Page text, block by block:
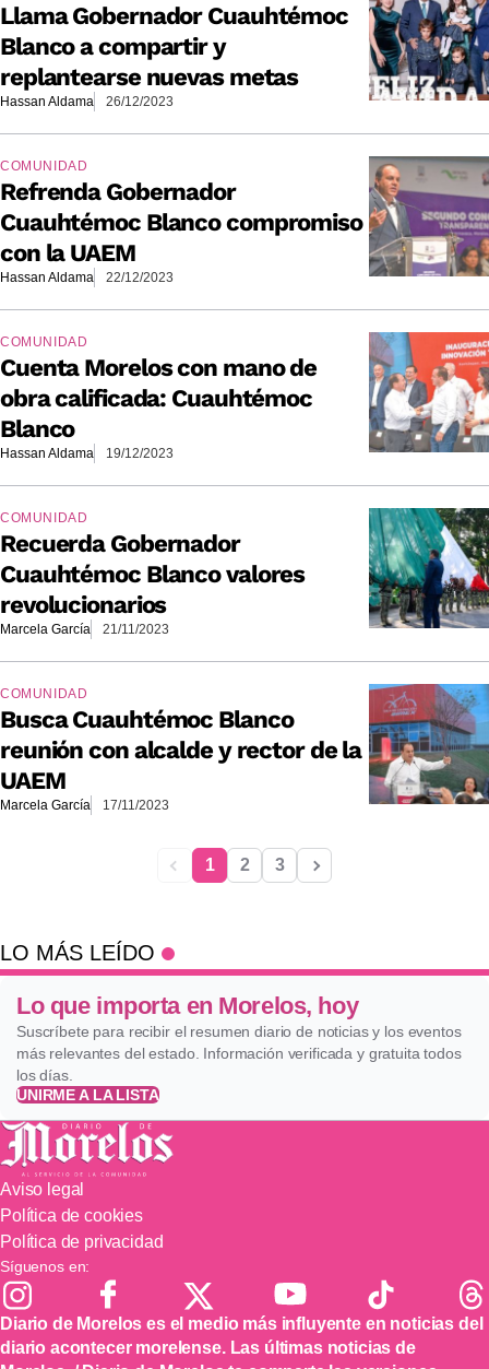
Llama Gobernador Cuauhtémoc
Blanco a compartir y
replantearse nuevas metas
Hassan Aldama 26/12/2023
COMUNIDAD
Refrenda Gobernador
Cuauhtémoc Blanco compromiso
con la UAEM
Hassan Aldama 22/12/2023
COMUNIDAD
Cuenta Morelos con mano de
obra calificada: Cuauhtémoc
Blanco
Hassan Aldama 19/12/2023
COMUNIDAD
Recuerda Gobernador
Cuauhtémoc Blanco valores
revolucionarios
Marcela García 21/11/2023
COMUNIDAD
Busca Cuauhtémoc Blanco
reunión con alcalde y rector de la
UAEM
Marcela García 17/11/2023
1 2 3
LO MÁS LEÍDO
Lo que importa en Morelos, hoy
Suscríbete para recibir el resumen diario de noticias y los eventos
más relevantes del estado. Información verificada y gratuita todos
los días.
UNIRME A LA LISTA
Aviso legal
Política de cookies
Política de privacidad
Síguenos en:
Diario de Morelos es el medio más influyente en noticias del
diario acontecer morelense. Las últimas noticias de